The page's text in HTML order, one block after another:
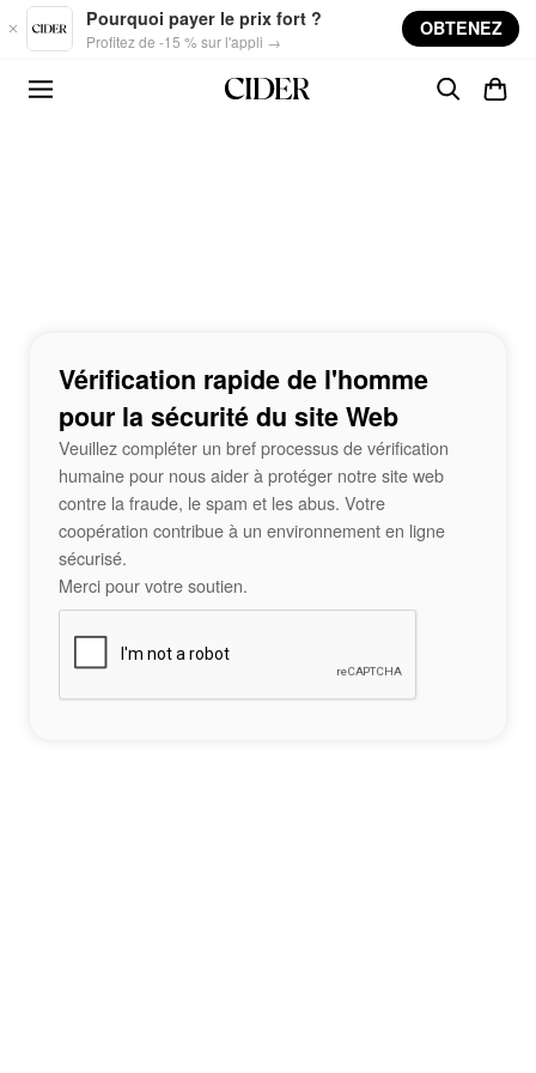
Skip to main content
Pourquoi payer le prix fort ?
Profitez de -15 % sur l'appli →
OBTENEZ
Vérification rapide de l'homme
pour la sécurité du site Web
Veuillez compléter un bref processus de vérification
humaine pour nous aider à protéger notre site web
contre la fraude, le spam et les abus. Votre
coopération contribue à un environnement en ligne
sécurisé.
Merci pour votre soutien.